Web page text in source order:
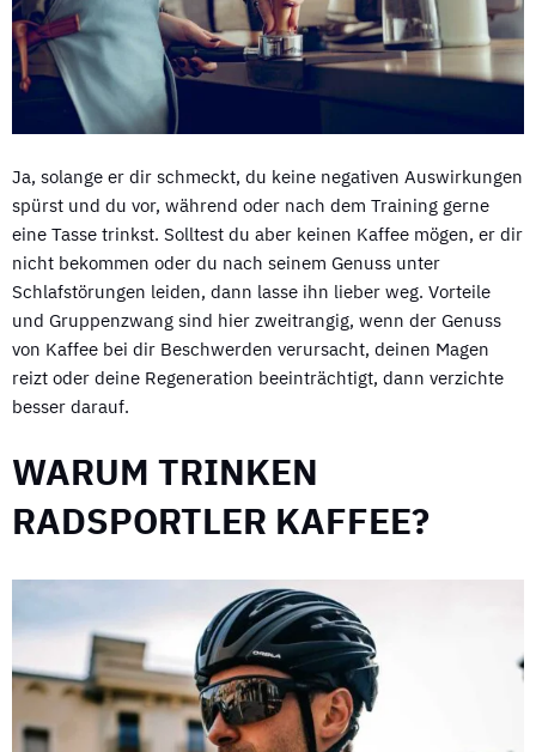
Ja, solange er dir schmeckt, du keine negativen Auswirkungen
spürst und du vor, während oder nach dem Training gerne
eine Tasse trinkst. Solltest du aber keinen Kaffee mögen, er dir
nicht bekommen oder du nach seinem Genuss unter
Schlafstörungen leiden, dann lasse ihn lieber weg. Vorteile
und Gruppenzwang sind hier zweitrangig, wenn der Genuss
von Kaffee bei dir Beschwerden verursacht, deinen Magen
reizt oder deine Regeneration beeinträchtigt, dann verzichte
besser darauf.
WARUM TRINKEN
RADSPORTLER KAFFEE?